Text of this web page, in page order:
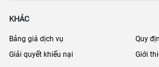
KHÁC
Bảng giá dịch vụ
Quy
Giải quyết khiếu nại
Giới